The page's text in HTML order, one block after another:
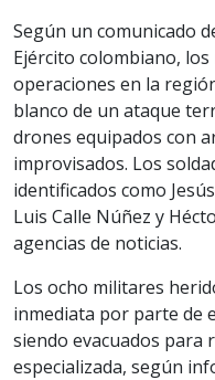
Según un comunicado
Ejército colombiano,
operaciones en la
blanco de un ataque
drones equipados con
improvisados. Los
identificados como
Luis Calle Núñez y
agencias de noticias.
Los ocho militares
inmediata por parte de
siendo evacuados para
especializada, según